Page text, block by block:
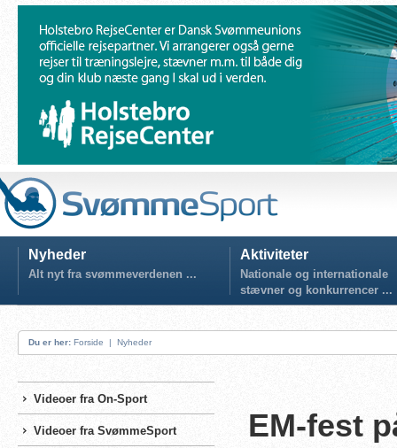
Nyheder
Alt nyt fra svømmeverdenen ...
Aktiviteter
Nationale og internationale
stævner og konkurrencer ...
Du er her: Forside | Nyheder
Videoer fra On-Sport
Videoer fra SvømmeSport
EM-fest